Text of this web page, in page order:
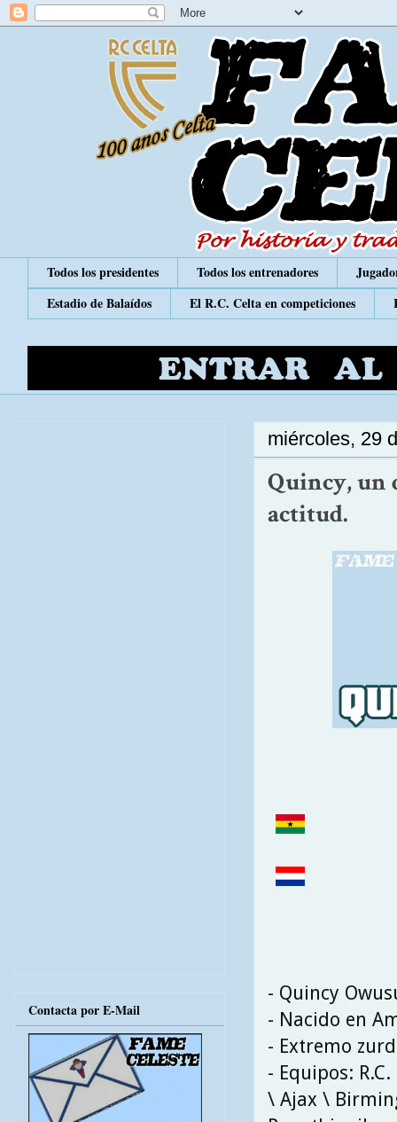
Todos los presidentes Todos los entrenadores
Estadio de Balaídos
El R.C. Celta en competiciones
miércoles, 29
Quincy, un
actitud.
- Quincy
- Nacido en
- Extremo
- Equipos:
\ Ajax \
Contacta por E-Mail